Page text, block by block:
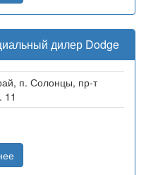
дилер Dodge
п. Солонцы, пр-т
11